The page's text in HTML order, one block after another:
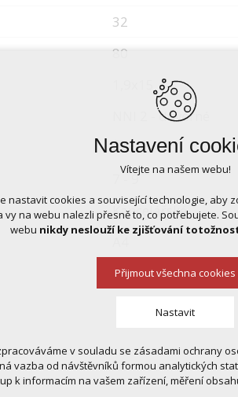
32
80
NNI 2 - důvěrné
Částice
7 - 9
Kancelářské
Nastavení
Vítejte na našem webu!
nastavit cookies a související technologie, aby
vy na webu nalezli přesně to, co potřebujete.
webu nikdy neslouží ke zjišťování
Přijmout všechna cookies
Nastavit
provozování webu
kontextu stránek (session): případná
v souladu se zásadami ochrany
vazba od návštěvníků formou analytických
k informacím na vašem zařízení, měření